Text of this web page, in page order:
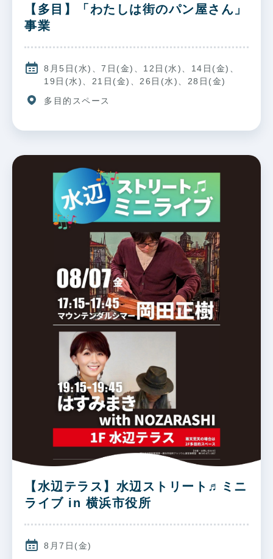
【多目】「わたしは街のパン屋さん」
事業
8月5日(水)、7日(金)、12日(水)、14日(金)、
19日(水)、21日(金)、26日(水)、28日(金)
多目的スペース
【水辺テラス】水辺ストリート♬ミニ
ライブ in 横浜市役所
8月7日(金)